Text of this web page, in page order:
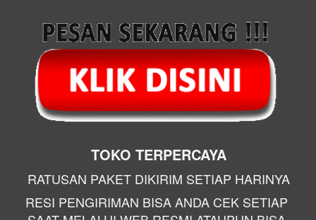
TOKO TERPERCAYA
RATUSAN PAKET DIKIRIM SETIAP HARINYA
RESI PENGIRIMAN BISA ANDA CEK SETIAP